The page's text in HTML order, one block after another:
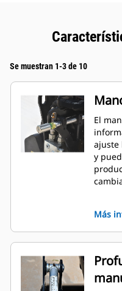
Se muestran 1-3 de 10
El
ajuste
y
real y
Más